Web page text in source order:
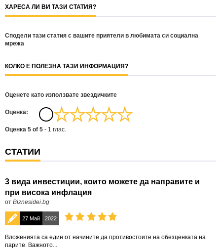
ХАРЕСА ЛИ ВИ ТАЗИ СТАТИЯ?
Сподели тази статия с вашите приятели в любимата си социална
мрежа
КОЛКО Е ПОЛЕЗНА ТАЗИ ИНФОРМАЦИЯ?
Оценете като използвате звездичките
Oценка:
Оценка 5 of 5 - 1 глас.
СТАТИИ
3 вида инвестиции, които можете да направите и
при висока инфлация
от Biznesidei.bg
27 Май 2022
Вложенията са един от начините да противостоите на обезценката на
парите. Важното...